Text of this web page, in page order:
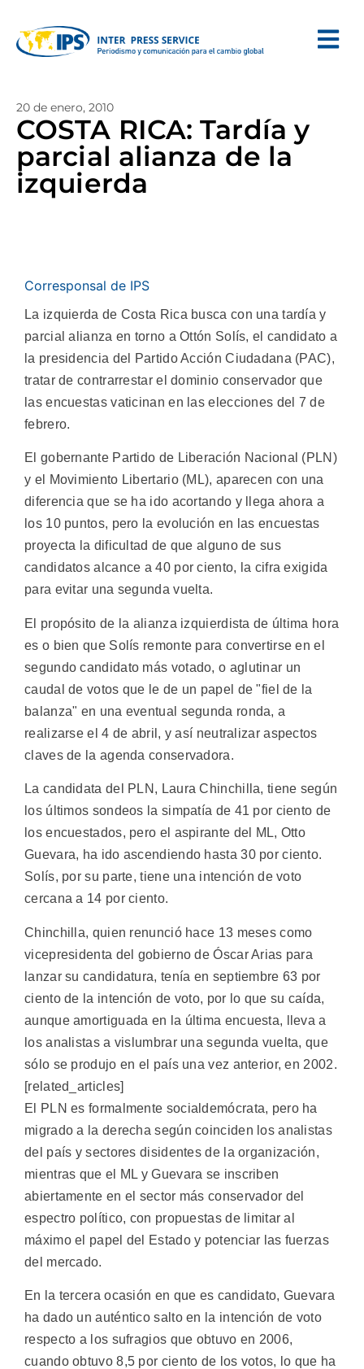
20 de enero, 2010
COSTA RICA: Tardía y
parcial alianza de la
izquierda
Corresponsal de IPS
La izquierda de Costa Rica busca con una tardía y
parcial alianza en torno a Ottón Solís, el candidato a
la presidencia del Partido Acción Ciudadana (PAC),
tratar de contrarrestar el dominio conservador que
las encuestas vaticinan en las elecciones del 7 de
febrero.
El gobernante Partido de Liberación Nacional (PLN)
y el Movimiento Libertario (ML), aparecen con una
diferencia que se ha ido acortando y llega ahora a
los 10 puntos, pero la evolución en las encuestas
proyecta la dificultad de que alguno de sus
candidatos alcance a 40 por ciento, la cifra exigida
para evitar una segunda vuelta.
El propósito de la alianza izquierdista de última hora
es o bien que Solís remonte para convertirse en el
segundo candidato más votado, o aglutinar un
caudal de votos que le de un papel de "fiel de la
balanza" en una eventual segunda ronda, a
realizarse el 4 de abril, y así neutralizar aspectos
claves de la agenda conservadora.
La candidata del PLN, Laura Chinchilla, tiene según
los últimos sondeos la simpatía de 41 por ciento de
los encuestados, pero el aspirante del ML, Otto
Guevara, ha ido ascendiendo hasta 30 por ciento.
Solís, por su parte, tiene una intención de voto
cercana a 14 por ciento.
Chinchilla, quien renunció hace 13 meses como
vicepresidenta del gobierno de Óscar Arias para
lanzar su candidatura, tenía en septiembre 63 por
ciento de la intención de voto, por lo que su caída,
aunque amortiguada en la última encuesta, lleva a
los analistas a vislumbrar una segunda vuelta, que
sólo se produjo en el país una vez anterior, en 2002.
[related_articles]
El PLN es formalmente socialdemócrata, pero ha
migrado a la derecha según coinciden los analistas
del país y sectores disidentes de la organización,
mientras que el ML y Guevara se inscriben
abiertamente en el sector más conservador del
espectro político, con propuestas de limitar al
máximo el papel del Estado y potenciar las fuerzas
del mercado.
En la tercera ocasión en que es candidato, Guevara
ha dado un auténtico salto en la intención de voto
respecto a los sufragios que obtuvo en 2006,
cuando obtuvo 8,5 por ciento de los votos, lo que ha